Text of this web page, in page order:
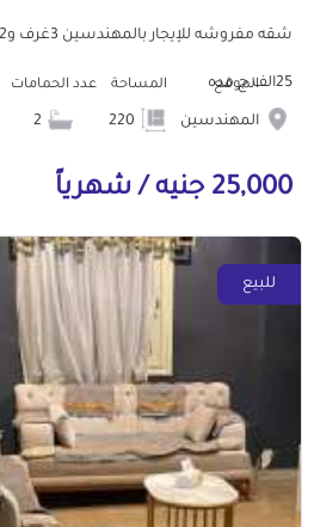
25الف ج مده الموقع
المهندسين
المساحة عدد الحمامات
25,000 جنيه / شهرياً
للبيع